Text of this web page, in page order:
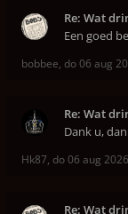
Re: Wat
Een goed
bobbee, do 06 aug
Re: Wat
Dank u,
Hk87, do 06 aug
Re: Wat